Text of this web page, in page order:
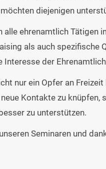
diejenigen
alle ehrenamtlich
als auch
Interesse der
nur ein Opfer an
Kontakte zu
zu unterstützen.
Seminaren und